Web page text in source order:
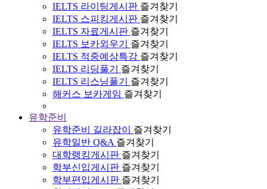
IELTS 라이팅게시판 즐겨찾기
IELTS 스피킹게시판 즐겨찾기
IELTS 자료게시판 즐겨찾기
IELTS 보카외우기
즐겨찾기
IELTS 적중예상특강 즐겨찾기
IELTS 리딩풀기
즐겨찾기
IELTS 리스닝풀기
즐겨찾기
해커스 보카게임 즐겨찾기
유학준비
유학준비 길라잡이
즐겨찾기
유학일반 Q&A 즐겨찾기
대학랭킹게시판 즐겨찾기
학부신입게시판 즐겨찾기
학부편입게시판 즐겨찾기